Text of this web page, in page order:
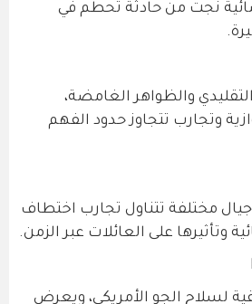
نجت من حادثة تحطم في
والظواهر الغامضة،
وتجارب تتجاوز حدود الفهم
مختلفة تتناول تجارب اختطاف
وتأثيرها على العائلات عبر الزمن.
لسلاح الجو الأمريكي، ويعرض